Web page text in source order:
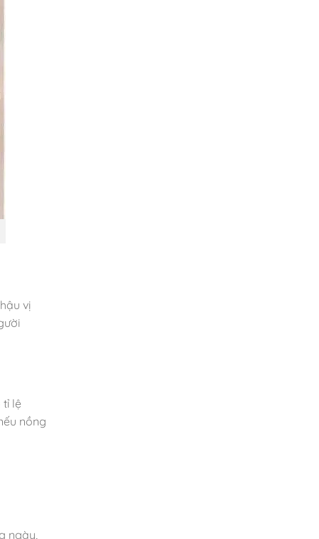
vị
lệ
nồng
ngày,